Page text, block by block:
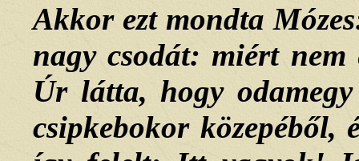
Akkor ezt mondta
nagy csodát: miért
Úr látta, hogy
csipkebokor közepéből,